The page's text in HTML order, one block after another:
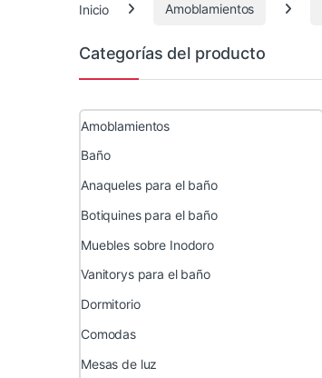
Inicio Amoblamientos
Categorías del producto
Amoblamientos
Baño
Anaqueles para el baño
Botiquines para el baño
Muebles sobre Inodoro
Vanitorys para el baño
Dormitorio
Comodas
Mesas de luz